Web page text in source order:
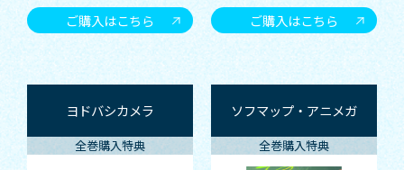
ご購入はこちら ご購入はこちら
ヨドバシカメラ
全巻購入特典
ソフマップ・アニメガ
全巻購入特典